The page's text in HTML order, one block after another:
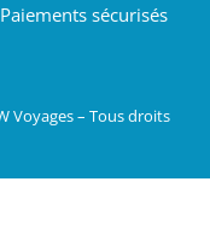
Paiements sécurisés
Voyages – Tous droits